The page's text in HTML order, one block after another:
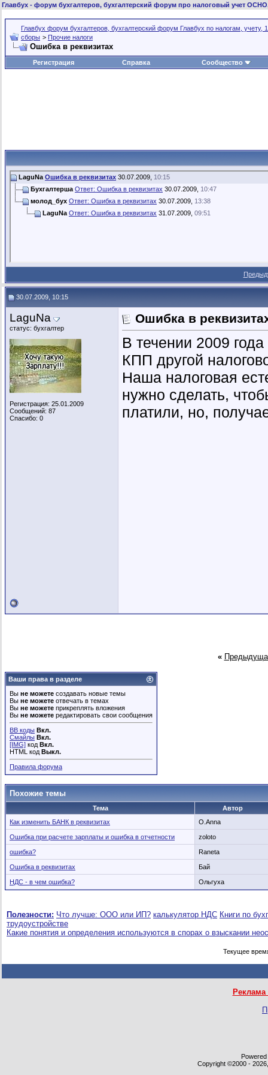
Главбух - форум бухгалтеров, бухгалтерский форум про налоговый учет
Главбух форум бухгалтеров, бухгалтерский форум Главбух по налогам, учету,
сборы > Прочие налоги
Ошибка в реквизитах
Регистрация Справка Сообщество
LaguNa Ошибка в реквизитах 30.07.2009, 10:15
Бухгалтерша Ответ: Ошибка в реквизитах 30.07.2009, 10:47
молод_бух Ответ: Ошибка в реквизитах 30.07.2009, 13:38
LaguNa Ответ: Ошибка в реквизитах 31.07.2009, 09:51
30.07.2009, 10:15
LaguNa
статус: бухгалтер
Регистрация: 25.01.2009
Сообщений: 87
Спасибо: 0
Ошибка в
В течении 2009
КПП другой
Наша налоговая
нужно сделать,
платили, но,
«
Ваши права в разделе
Вы не можете создавать новые темы
Вы не можете отвечать в темах
Вы не можете прикреплять вложения
Вы не можете редактировать свои сообщения
BB коды Вкл.
Смайлы Вкл.
[IMG] код Вкл.
HTML код Выкл.
Правила форума
Похожие темы
Тема
Автор
Как изменить БАНК в реквизитах
O.Anna
Ошибка при расчете зарплаты и ошибка в отчетности zoloto
ошибка? Raneta
Ошибка в реквизитах Бай
НДС - в чем ошибка? Ольгуха
Полезности: Что лучше: ООО или ИП? калькулятор НДС Книги по
трудоустройстве
Какие понятия и определения используются в спорах о взыскании
Текущее
Copyright ©2000 -